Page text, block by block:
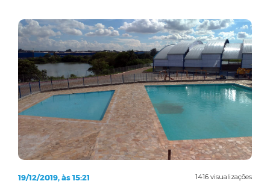
1416 visualizações
19/12/2019, às 15:21